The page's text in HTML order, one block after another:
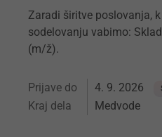
Zaradi širitve poslovanja,
sodelovanju vabimo:
(m/ž).
Prijave do 4. 9. 2026
Kraj dela Medvode